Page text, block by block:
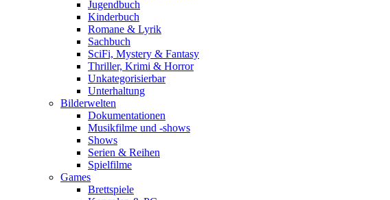
Jugendbuch
Kinderbuch
Romane & Lyrik
Sachbuch
SciFi, Mystery & Fantasy
Thriller, Krimi & Horror
Unkategorisierbar
Unterhaltung
Bilderwelten
Dokumentationen
Musikfilme und -shows
Shows
Serien & Reihen
Spielfilme
Games
Brettspiele